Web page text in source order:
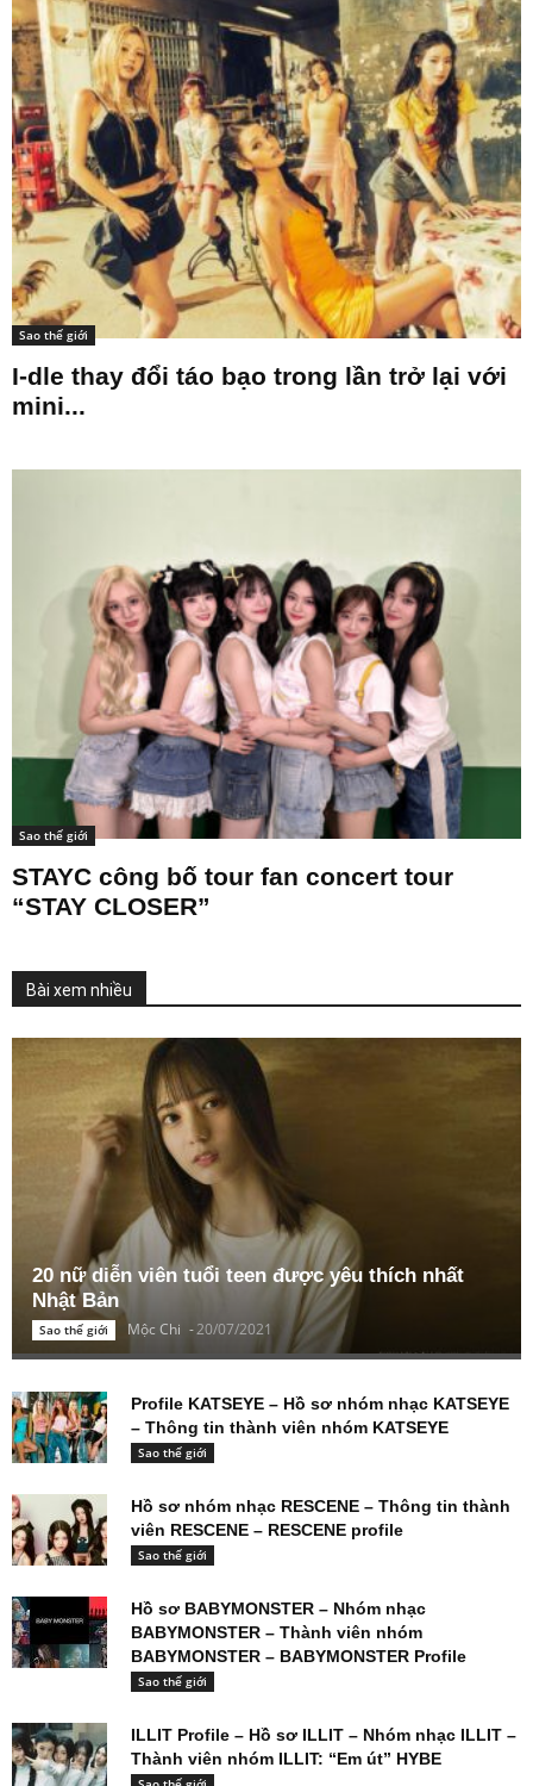
Sao thế giới
I-dle thay đổi táo bạo trong lần trở lại với
mini...
Sao thế giới
STAYC công bố tour fan concert tour
“STAY CLOSER”
Bài xem nhiều
20 nữ diễn viên tuổi teen được yêu thích nhất
Nhật Bản
Sao thế giới Mộc Chi -20/07/2021
Profile KATSEYE – Hồ sơ nhóm nhạc KATSEYE
– Thông tin thành viên nhóm KATSEYE
Sao thế giới
Hồ sơ nhóm nhạc RESCENE – Thông tin thành
viên RESCENE – RESCENE profile
Sao thế giới
Hồ sơ BABYMONSTER – Nhóm nhạc
BABYMONSTER – Thành viên nhóm
BABYMONSTER – BABYMONSTER Profile
Sao thế giới
ILLIT Profile – Hồ sơ ILLIT – Nhóm nhạc ILLIT –
Thành viên nhóm ILLIT: “Em út” HYBE